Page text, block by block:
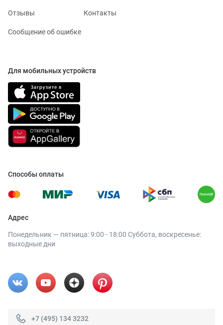
Отзывы Контакты
Сообщение об ошибке
Для мобильных устройств
Способы оплаты
Адрес
Понедельник — пятница: 9:00 - 18:00 Суббота, воскресенье:
выходные дни
+7 (495) 134 3232